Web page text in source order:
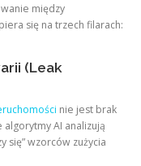
między
się na trzech filarach:
(Leak
nie jest brak
AI analizują
się” wzorców zużycia